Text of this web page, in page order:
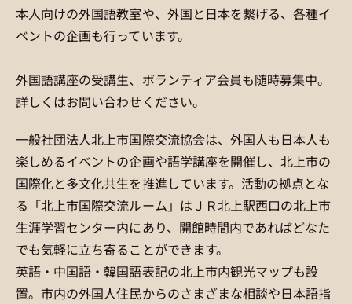
本人向けの外国語教室や、外国と日本を繋げる、各種イ
ベントの企画も行っています。
外国語講座の受講生、ボランティア会員も随時募集中。
詳しくはお問い合わせください。
一般社団法人北上市国際交流協会は、外国人も日本人も
楽しめるイベントの企画や語学講座を開催し、北上市の
国際化と多文化共生を推進しています。活動の拠点とな
る「北上市国際交流ルーム」はＪＲ北上駅西口の北上市
生涯学習センター内にあり、開館時間内であればどなた
でも気軽に立ち寄ることができます。
英語・中国語・韓国語表記の北上市内観光マップも設
置。市内の外国人住民からのさまざまな相談や日本語指